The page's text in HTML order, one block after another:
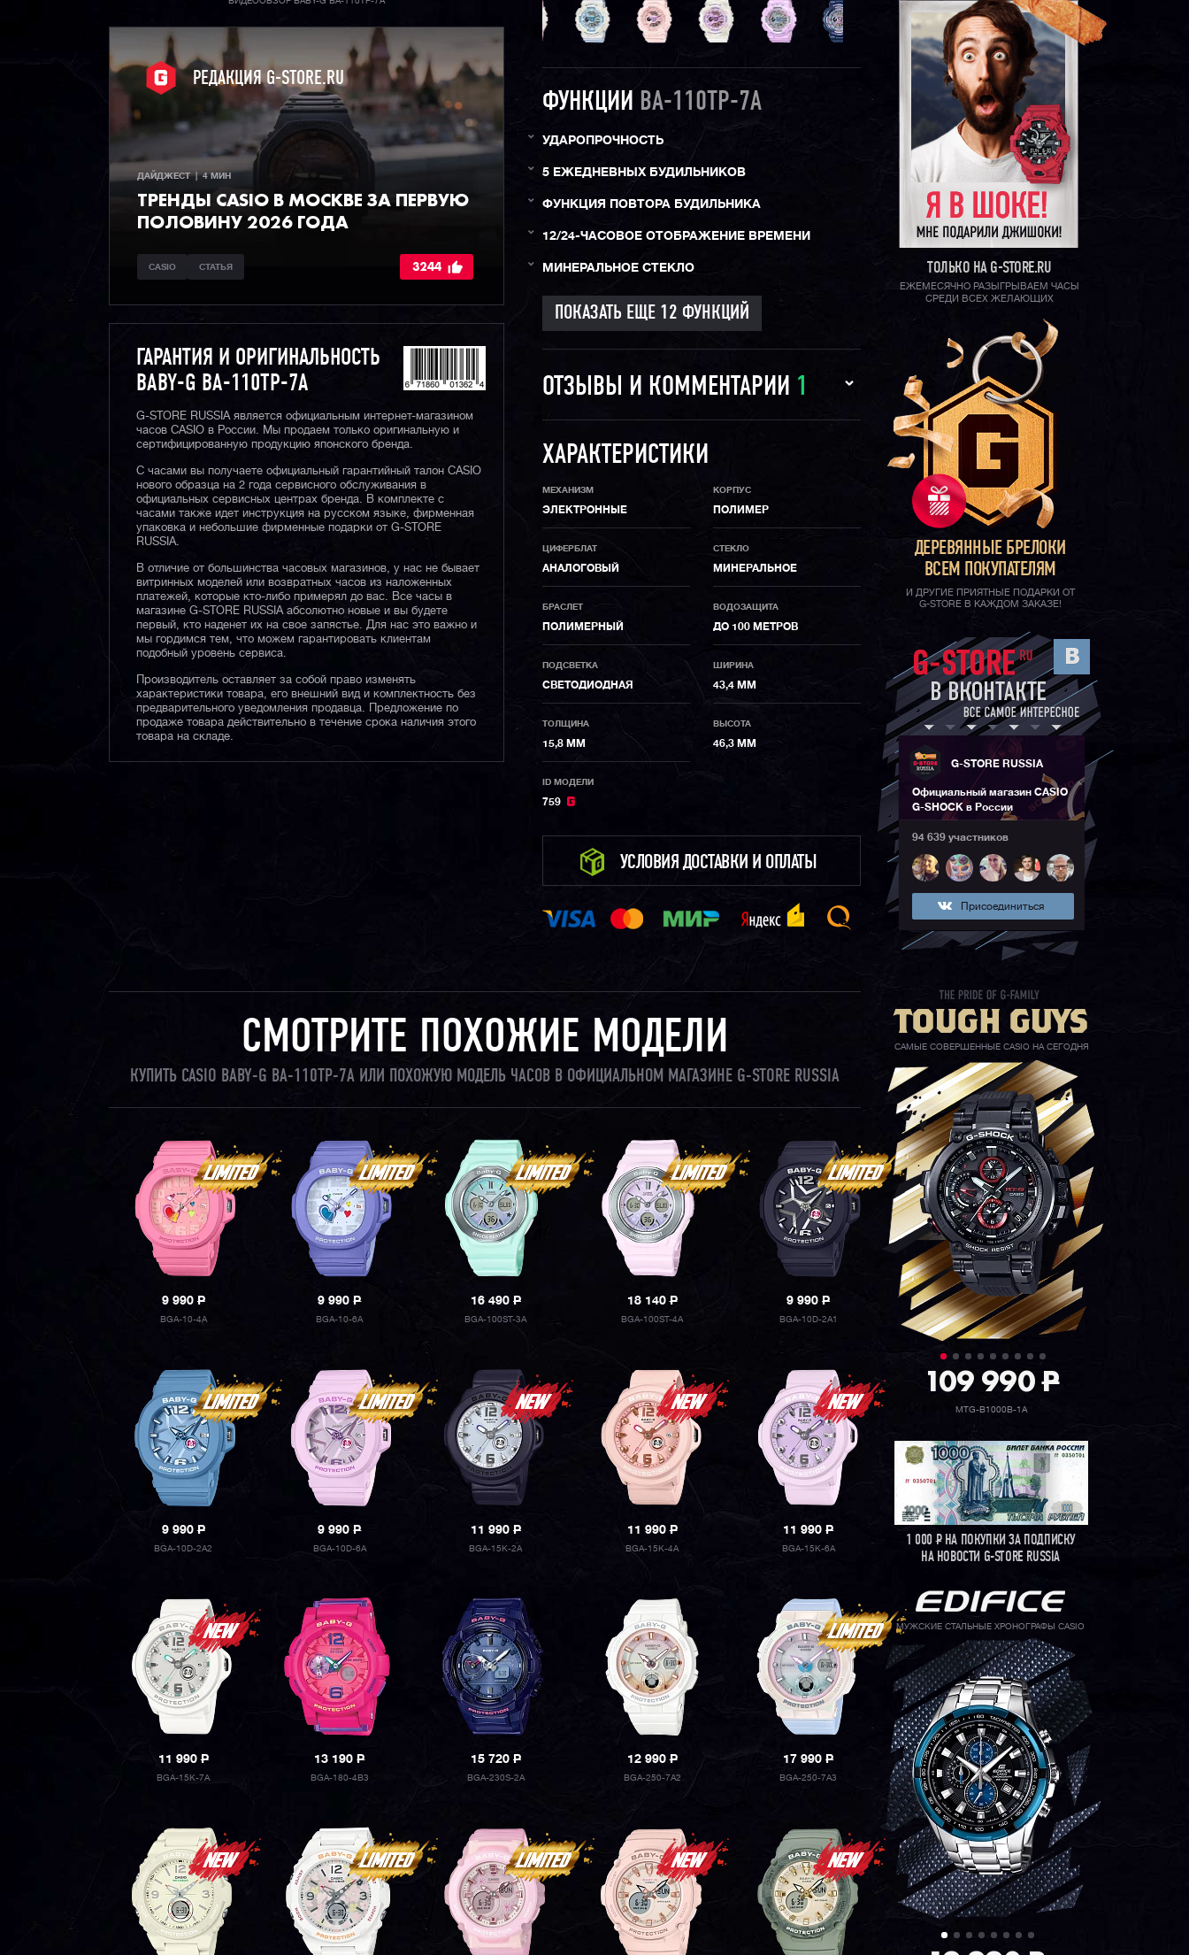
РЕДАКЦИЯ G-STORE.RU
ДАЙДЖЕСТ  |  4 МИН
ТРЕНДЫ CASIO В МОСКВЕ ЗА ПЕРВУЮ
ПОЛОВИНУ 2026 ГОДА
CASIO СТАТЬЯ 3244
ГАРАНТИЯ И ОРИГИНАЛЬНОСТЬ
BABY-G BA-110TP-7A
G-STORE RUSSIA является официальным интернет-магазином
часов CASIO в России. Мы продаем только оригинальную и
сертифицированную продукцию японского бренда.
С часами вы получаете официальный гарантийный талон CASIO
нового образца на 2 года сервисного обслуживания в
официальных сервисных центрах бренда. В комплекте с
часами также идет инструкция на русском языке, фирменная
упаковка и небольшие фирменные подарки от G-STORE
RUSSIA.
В отличие от большинства часовых магазинов, у нас не бывает
витринных моделей или возвратных часов из наложенных
платежей, которые кто-либо примерял до вас. Все часы в
магазине G-STORE RUSSIA абсолютно новые и вы будете
первый, кто наденет их на свое запястье. Для нас это важно и
мы гордимся тем, что можем гарантировать клиентам
подобный уровень сервиса.
Производитель оставляет за собой право изменять
характеристики товара, его внешний вид и комплектность без
предварительного уведомления продавца. Предложение по
продаже товара действительно в течение срока наличия этого
товара на складе.
ФУНКЦИИ BA-110TP-7A
УДАРОПРОЧНОСТЬ
5 ЕЖЕДНЕВНЫХ БУДИЛЬНИКОВ
ФУНКЦИЯ ПОВТОРА БУДИЛЬНИКА
12/24-ЧАСОВОЕ ОТОБРАЖЕНИЕ ВРЕМЕНИ
МИНЕРАЛЬНОЕ СТЕКЛО
ОТЗЫВЫ И КОММЕНТАРИИ 1
ХАРАКТЕРИСТИКИ
МЕХАНИЗМ
ЭЛЕКТРОННЫЕ
КОРПУС
ПОЛИМЕР
ЦИФЕРБЛАТ
АНАЛОГОВЫЙ
СТЕКЛО
МИНЕРАЛЬНОЕ
БРАСЛЕТ
ПОЛИМЕРНЫЙ
ВОДОЗАЩИТА
ДО 100 МЕТРОВ
ПОДСВЕТКА
СВЕТОДИОДНАЯ
ШИРИНА
43,4 ММ
ТОЛЩИНА
15,8 ММ
ВЫСОТА
46,3 ММ
ID МОДЕЛИ
759
УСЛОВИЯ ДОСТАВКИ И ОПЛАТЫ
СМОТРИТЕ ПОХОЖИЕ МОДЕЛИ
КУПИТЬ CASIO BABY-G BA-110TP-7A ИЛИ ПОХОЖУЮ МОДЕЛЬ ЧАСОВ В ОФИЦИАЛЬНОМ МАГАЗИНЕ G-STORE RUSSIA
9 990P
BGA-10-4A
9 990P
BGA-10-6A
16 490 P
BGA-100ST-3A
18 140P
BGA-100ST-4A
9 990P
BGA-10D-2A1
9 990P
BGA-10D-2A2
9 990P
BGA-10D-6A
11 990 P
BGA-15K-2A
11 990P
BGA-15K-4A
11 990P
BGA-15K-6A
11 990P
BGA-15K-7A
13 190P
BGA-180-4B3
15 720 P
BGA-230S-2A
12 990P
BGA-250-7A2
17 990P
BGA-250-7A3
ТОЛЬКО НА G-STORE.RU
ЕЖЕМЕСЯЧНО РАЗЫГРЫВАЕМ ЧАСЫ
СРЕДИ ВСЕХ ЖЕЛАЮЩИХ
ДЕРЕВЯННЫЕ БРЕЛОКИ
ВСЕМ ПОКУПАТЕЛЯМ
И ДРУГИЕ ПРИЯТНЫЕ ПОДАРКИ ОТ
G-STORE В КАЖДОМ ЗАКАЗЕ!
G-STORE RUSSIA
Официальный магазин CASIO
G-SHOCK в России
94 639 участников
Присоединиться
САМЫЕ СОВЕРШЕННЫЕ CASIO НА СЕГОДНЯ
109 990P
MTG-B1000B-1A
1 000РНА ПОКУПКИ ЗА ПОДПИСКУ
НА НОВОСТИ G-STORE RUSSIA
МУЖСКИЕ СТАЛЬНЫЕ ХРОНОГРАФЫ CASIO